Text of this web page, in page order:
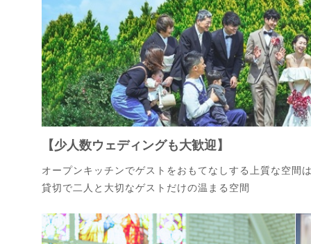
【少人数ウェディングも大歓迎】
オープンキッチンでゲストをおもてなしする上質な空
貸切で二人と大切なゲストだけの温まる空間